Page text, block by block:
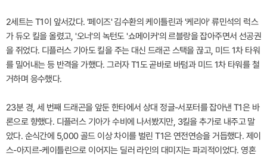
2세트는 T1이 앞서갔다. '페이즈' 김수환의 케이틀린과 '케리아' 류민석의 럭스
가 듀오 킬을 올렸고, '오너'의 녹턴도 '쇼메이커'의 르블랑을 잡아주면서 선공권
을 쥐었다. 디플러스 기아도 킬을 주는 대신 드래곤 스택을 끊고, 미드 1차 타워
를 밀어내는 등 반격을 가했다. 그러자 T1도 곧바로 바텀과 미드 1차 타워를 철
거하며 응수했다.
23분 경, 세 번째 드래곤을 앞둔 한타에서 상대 정글-서포터를 잡아낸 T1은 바
론으로 향했다. 디플러스 기아가 수비에 나서봤지만, 3킬을 추가로 내주고 말
았다. 순식간에 5,000 골드 이상 차이를 벌린 T1은 연전연승을 거듭했다. 제이
스-아지르-케이틀린으로 이어지는 딜러 라인의 대미지는 파괴적이었다. 영혼